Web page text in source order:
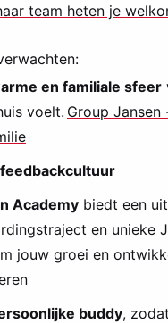
team heten je
en familiale sfeer
voelt. Group
Academy biedt een
en unieke
jouw groei en
buddy,